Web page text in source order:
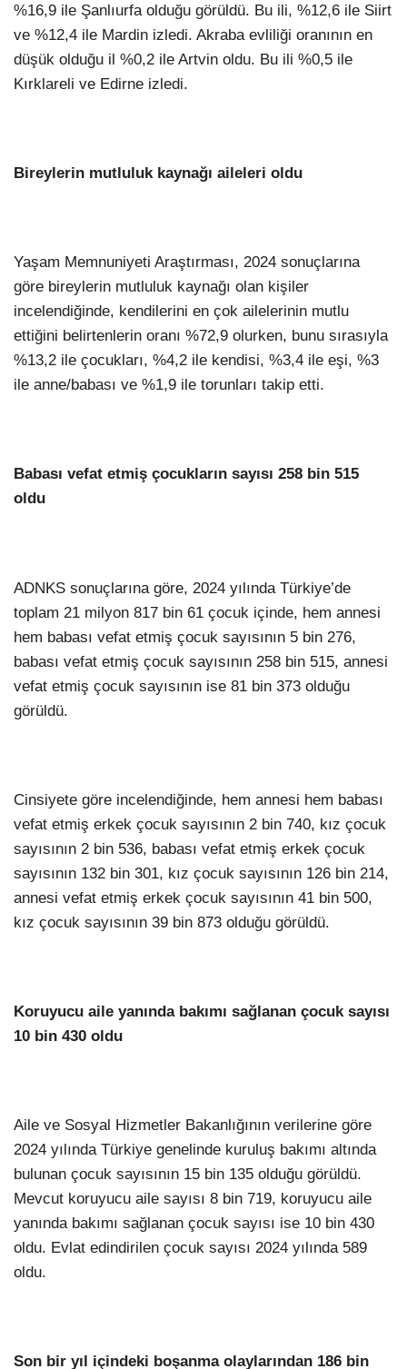
%16,9 ile Şanlıurfa olduğu görüldü. Bu ili, %12,6 ile Siirt
ve %12,4 ile Mardin izledi. Akraba evliliği oranının en
düşük olduğu il %0,2 ile Artvin oldu. Bu ili %0,5 ile
Kırklareli ve Edirne izledi.
Bireylerin mutluluk kaynağı aileleri oldu
Yaşam Memnuniyeti Araştırması, 2024 sonuçlarına
göre bireylerin mutluluk kaynağı olan kişiler
incelendiğinde, kendilerini en çok ailelerinin mutlu
ettiğini belirtenlerin oranı %72,9 olurken, bunu sırasıyla
%13,2 ile çocukları, %4,2 ile kendisi, %3,4 ile eşi, %3
ile anne/babası ve %1,9 ile torunları takip etti.
Babası vefat etmiş çocukların sayısı 258 bin 515
oldu
ADNKS sonuçlarına göre, 2024 yılında Türkiye’de
toplam 21 milyon 817 bin 61 çocuk içinde, hem annesi
hem babası vefat etmiş çocuk sayısının 5 bin 276,
babası vefat etmiş çocuk sayısının 258 bin 515, annesi
vefat etmiş çocuk sayısının ise 81 bin 373 olduğu
görüldü.
Cinsiyete göre incelendiğinde, hem annesi hem babası
vefat etmiş erkek çocuk sayısının 2 bin 740, kız çocuk
sayısının 2 bin 536, babası vefat etmiş erkek çocuk
sayısının 132 bin 301, kız çocuk sayısının 126 bin 214,
annesi vefat etmiş erkek çocuk sayısının 41 bin 500,
kız çocuk sayısının 39 bin 873 olduğu görüldü.
Koruyucu aile yanında bakımı sağlanan çocuk sayısı
10 bin 430 oldu
Aile ve Sosyal Hizmetler Bakanlığının verilerine göre
2024 yılında Türkiye genelinde kuruluş bakımı altında
bulunan çocuk sayısının 15 bin 135 olduğu görüldü.
Mevcut koruyucu aile sayısı 8 bin 719, koruyucu aile
yanında bakımı sağlanan çocuk sayısı ise 10 bin 430
oldu. Evlat edindirilen çocuk sayısı 2024 yılında 589
oldu.
Son bir yıl içindeki boşanma olaylarından 186 bin